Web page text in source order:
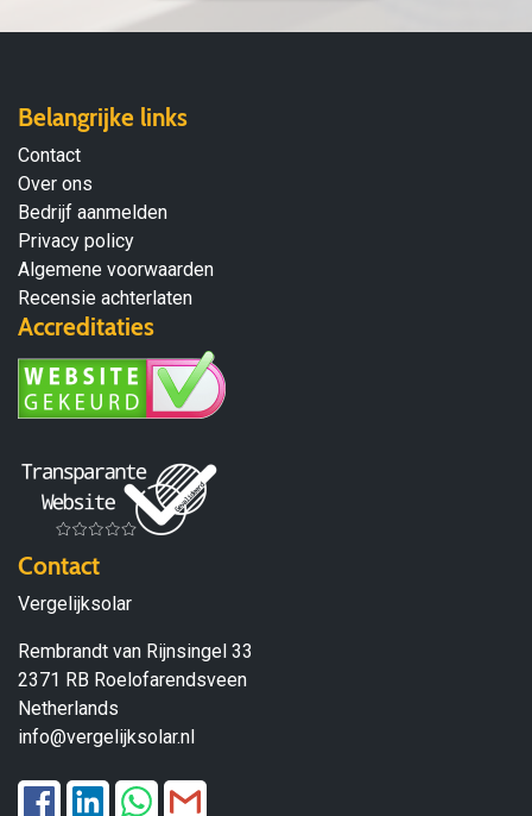
Belangrijke links
Contact
Over ons
Bedrijf aanmelden
Privacy policy
Algemene voorwaarden
Recensie achterlaten
Accreditaties
Contact
Vergelijksolar
Rembrandt van Rijnsingel 33
2371 RB Roelofarendsveen
Netherlands
info@vergelijksolar.nl